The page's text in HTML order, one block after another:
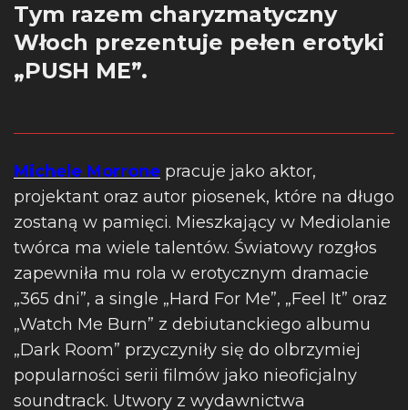
Tym razem charyzmatyczny
Włoch prezentuje pełen erotyki
„PUSH ME”.
Michele Morrone pracuje jako aktor,
projektant oraz autor piosenek, które na długo
zostaną w pamięci. Mieszkający w Mediolanie
twórca ma wiele talentów. Światowy rozgłos
zapewniła mu rola w erotycznym dramacie
„365 dni”, a single „Hard For Me”, „Feel It” oraz
„Watch Me Burn” z debiutanckiego albumu
„Dark Room” przyczyniły się do olbrzymiej
popularności serii filmów jako nieoficjalny
soundtrack. Utwory z wydawnictwa